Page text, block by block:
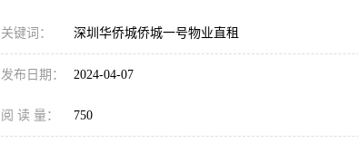
关键词： 深圳华侨城侨城一号物业直租
发布日期： 2024-04-07
阅 读 量： 750